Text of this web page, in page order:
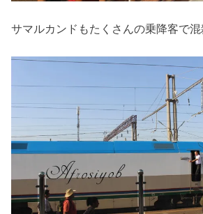
サマルカンドもたくさんの乗降客で混